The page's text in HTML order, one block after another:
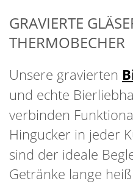
GRAVIERTE
THERMOBECHER
Unsere gravierten
und echte
verbinden
Hingucker in jeder
sind der ideale
Getränke lange